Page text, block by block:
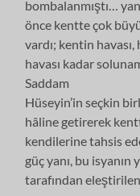
bombalanmıştı…
önce kentte çok
vardı; kentin
havası kadar
Saddam
Hüseyin’in seçkin
hâline getirerek
kendilerine tahsis
güç yanı, bu isyanın
tarafından